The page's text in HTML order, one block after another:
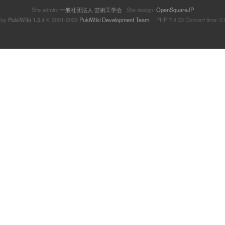
Site admin: 一般社団法人 芸術工学会 Site design: OpenSquareJP
PukiWiki 1.5.4© 2001-2022 PukiWiki Development TeamPHP 7.4.33 Convert time: